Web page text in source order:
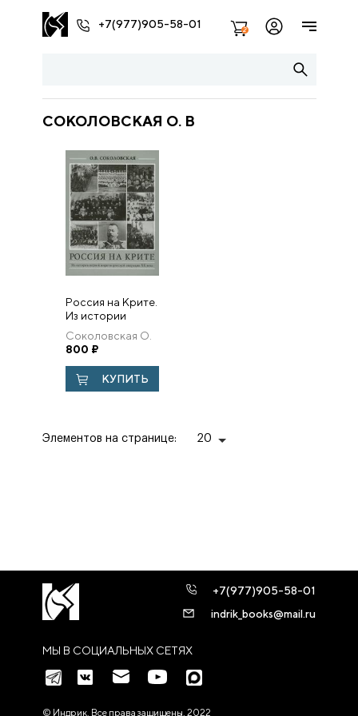
+7(977)905-58-01 2
СОКОЛОВСКАЯ О. В
Россия на Крите.
Из истории
первой
миротворческой
операции XX
века
Соколовская О.
В
800 ₽
КУПИТЬ
Элементов на странице: 20
МЫ В СОЦИАЛЬНЫХ СЕТЯХ
+7(977)905-58-01
indrik_books@mail.ru
© Индрик. Все права защищены, 2022